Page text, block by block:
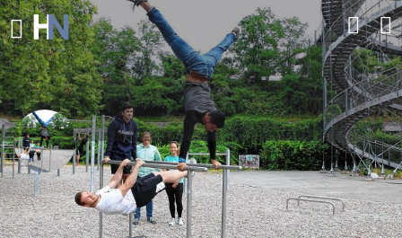
Spielplatz Kolpingstraße
Kletterspielplatz in der Kolpingstraße